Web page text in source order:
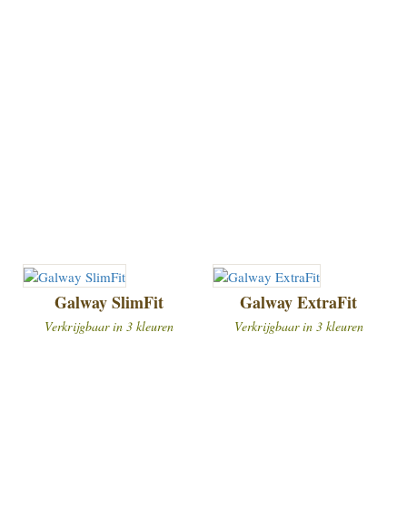
Galway SlimFit
Verkrijgbaar in 3 kleuren
Galway ExtraFit
Verkrijgbaar in 3 kleuren